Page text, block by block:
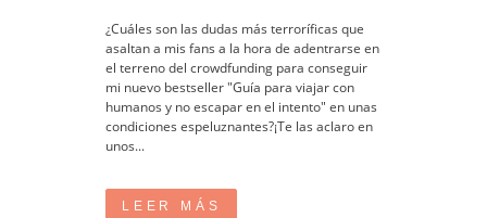
¿Cuáles son las dudas más terroríficas que
asaltan a mis fans a la hora de adentrarse en
el terreno del crowdfunding para conseguir
mi nuevo bestseller "Guía para viajar con
humanos y no escapar en el intento" en unas
condiciones espeluznantes?¡Te las aclaro en
unos...
LEER MÁS